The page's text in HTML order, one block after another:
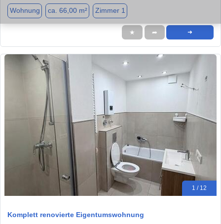
Wohnung ca. 66,00 m² Zimmer 1
★ ➦ ➜
1 / 12
Komplett renovierte Eigentumswohnung